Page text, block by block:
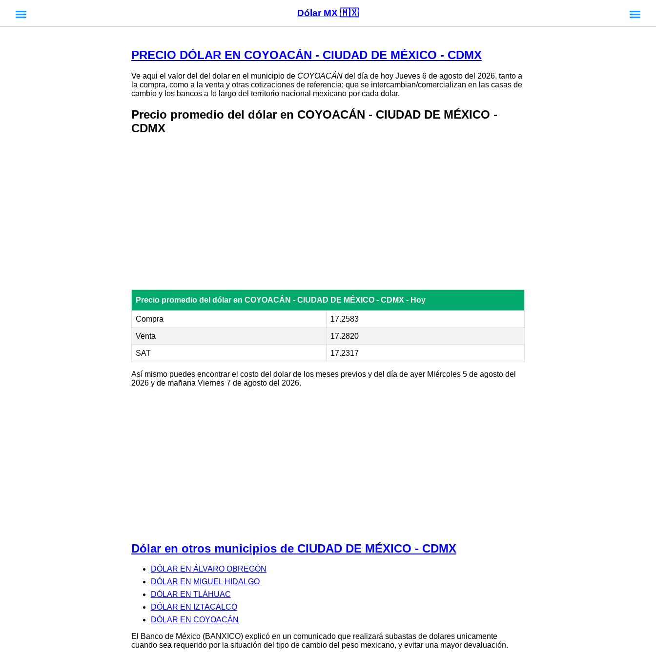
Dólar MX 🇲🇽
PRECIO DÓLAR EN COYOACÁN - CIUDAD DE MÉXICO - CDMX
Ve aqui el valor del del dolar en el municipio de COYOACÁNdel día de hoy Jueves 6 de agosto del 2026, tanto a
la compra, como a la venta y otras cotizaciones de referencia; que se intercambian/comercializan en las casas de
cambio y los bancos a lo largo del territorio nacional mexicano por cada dolar.
Precio promedio del dólar en COYOACÁN - CIUDAD DE MÉXICO -
CDMX
Precio promedio del dólar en COYOACÁN - CIUDAD DE MÉXICO - CDMX - Hoy
Compra 17.2583
Venta 17.2820
SAT 17.2317
Así mismo puedes encontrar el costo del dolar de los meses previos y del día de ayer Miércoles 5 de agosto del
2026 y de mañana Viernes 7 de agosto del 2026.
Dólar en otros municipios de CIUDAD DE MÉXICO - CDMX
DÓLAR EN ÁLVARO OBREGÓN
DÓLAR EN MIGUEL HIDALGO
DÓLAR EN TLÁHUAC
DÓLAR EN IZTACALCO
DÓLAR EN COYOACÁN
El Banco de México (BANXICO) explicó en un comunicado que realizará subastas de dolares unicamente
cuando sea requerido por la situación del tipo de cambio del peso mexicano, y evitar una mayor devaluación.